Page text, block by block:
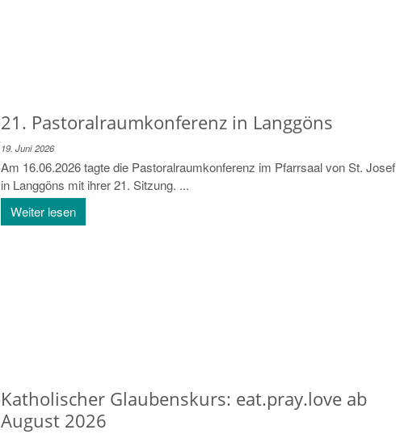
21. Pastoralraumkonferenz in Langgöns
19. Juni 2026
Am 16.06.2026 tagte die Pastoralraumkonferenz im Pfarrsaal von St. Josef
in Langgöns mit ihrer 21. Sitzung. ...
Weiter lesen
Katholischer Glaubenskurs: eat.pray.love ab
August 2026